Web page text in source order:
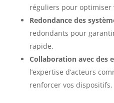
réguliers pour optimiser
Redondance des
redondants pour
rapide.
Collaboration avec des
l’expertise d’acteurs
renforcer vos dispositifs.